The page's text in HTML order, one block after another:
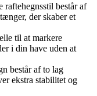
raftehegnsstil består af
der skaber et
til at markere
i din have uden at
består af to lag
ekstra stabilitet og